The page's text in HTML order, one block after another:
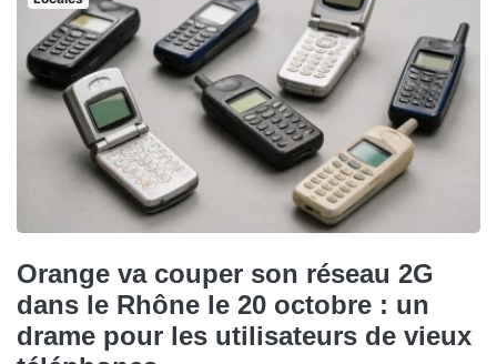
Orange va couper son réseau 2G
dans le Rhône le 20 octobre : un
drame pour les utilisateurs de vieux